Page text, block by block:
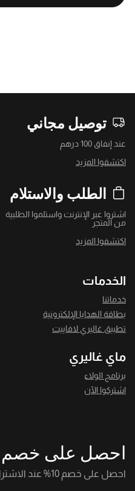
توصيل مجاني
عند إنفاق 100 درهم
اكتشفوا المزيد
الطلب والاستلام
اشتروا عبر الإنترنت واستلموا الطلبية
من المتجر
اكتشفوا المزيد
الخدمات
خدماتنا
بطاقة الهدايا الإلكترونية
تطبيق غاليري لافاييت
ماي غاليري
برنامج الولاء
اشتركوا الآن
احصل على خصم 10%
احصل على خصم 10% عند الاشتراك في نشرتنا الإخبارية